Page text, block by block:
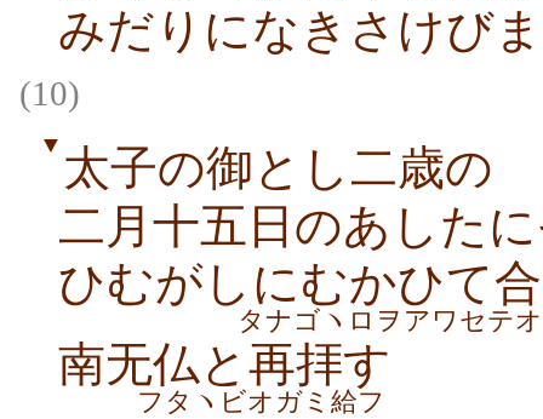
みだりになきさけび
(10)
▼ 太子の御とし二歳の
二月十五日のあした
ひむがしにむかひて
タナゴヽロヲアワセテ
南无仏と再拝す
フタヽビオガミ給フ